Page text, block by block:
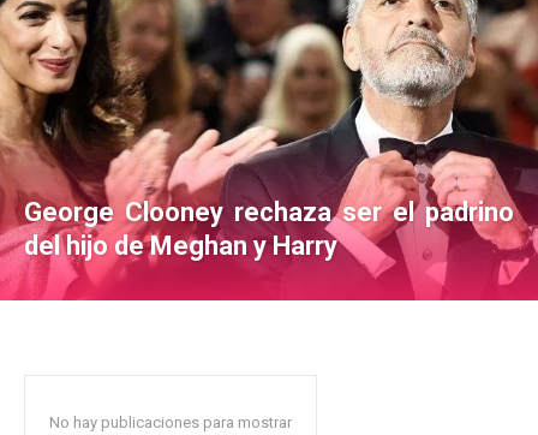
George Clooney rechaza ser el padrino
del hijo de Meghan y Harry
No hay publicaciones para mostrar